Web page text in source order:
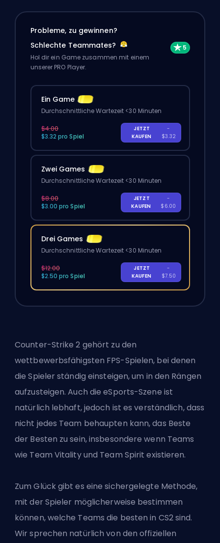
Probleme, zu gewinnen?
Schlechte Teammates?
Hol dir ein Game zusammen mit einem
unserer PRO Player.
Ein Game
Durchschnittliche Wartezeit <30 Minuten
$4.00
$3.32 pro Spiel
JETZT
KAUFEN
-
$3.32
Zwei Games
Durchschnittliche Wartezeit <30 Minuten
$8.00
$3.00 pro Spiel
JETZT
KAUFEN
-
$6.00
Drei Games
Durchschnittliche Wartezeit <30 Minuten
$12.00
$2.50 pro Spiel
JETZT
KAUFEN
-
$7.50
Counter-Strike 2 gehört zu den
wettbewerbsfähigsten FPS-Spielen, bei denen
die Spieler ständig einsteigen, um in den Rängen
aufzusteigen. Auch die eSports-Szene ist
natürlich lebhaft, jedoch ist es verständlich, dass
nicht jedes Team behaupten kann, das Beste
der Besten zu sein, insbesondere wenn Teams
wie Team Vitality und Team Spirit existieren.
Zum Glück gibt es eine sichergelegte Methode,
mit der Spieler möglicherweise bestimmen
können, welche Teams die besten in CS2 sind.
Wir sprechen natürlich von den offiziellen